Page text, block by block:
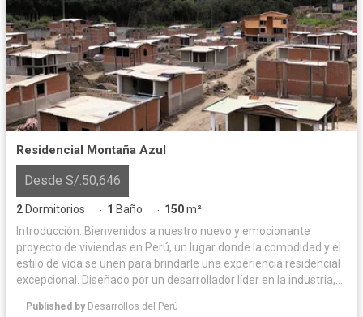
Residencial Montaña Azul
Desde S/.50,646
2 Dormitorios · 1 Baño · 150m²
Introducción: Bienvenidos a nuestro nuevo y emocionante
proyecto de viviendas en Perú, un lugar donde la comodidad y el
estilo de vida se unen para brindarle una experiencia residencial
excepcional. Diseñado por un desarrollador líder en la industria,
moderna, comodidades de primer nivel y ubicación estratégica
Published by Desarrollos del Perú